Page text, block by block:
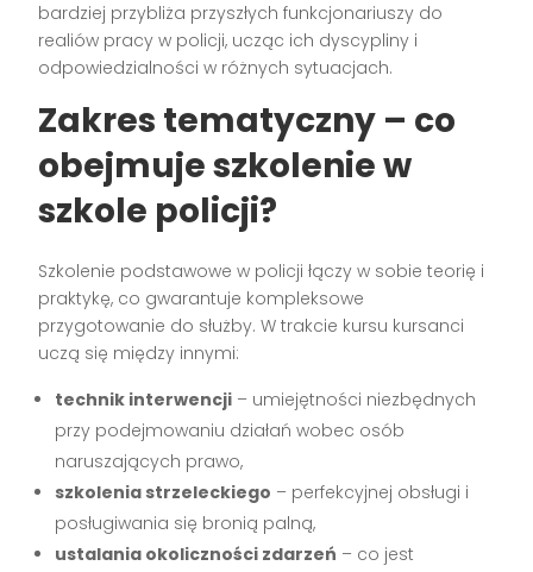
bardziej przybliża przyszłych funkcjonariuszy do
realiów pracy w policji, ucząc ich dyscypliny i
odpowiedzialności w różnych sytuacjach.
Zakres tematyczny – co
obejmuje szkolenie w
szkole policji?
Szkolenie podstawowe w policji łączy w sobie teorię i
praktykę, co gwarantuje kompleksowe
przygotowanie do służby. W trakcie kursu kursanci
uczą się między innymi:
technik interwencji – umiejętności niezbędnych
przy podejmowaniu działań wobec osób
naruszających prawo,
szkolenia strzeleckiego – perfekcyjnej obsługi i
posługiwania się bronią palną,
ustalania okoliczności zdarzeń – co jest